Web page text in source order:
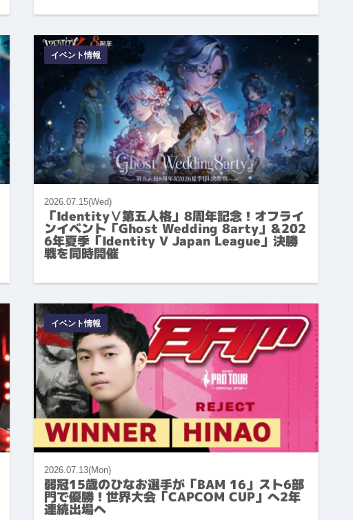
イベント情報
2026.07.15(Wed)
「IdentityⅤ第五人格」8周年記念！オフライ
ンイベント「Ghost Wedding 8arty」&202
6年夏季「Identity V Japan League」決勝
戦を同時開催
イベント情報
2026.07.13(Mon)
弱冠15歳のひなお選手が「BAM 16」スト6部
門で優勝！世界大会「CAPCOM CUP」へ2年
連続出場へ